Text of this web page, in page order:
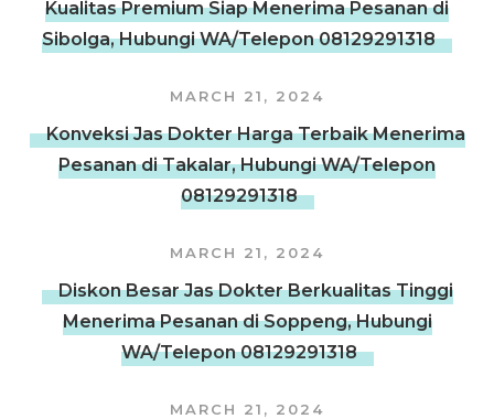
Kualitas Premium Siap Menerima Pesanan di
Sibolga, Hubungi WA/Telepon 08129291318
MARCH 21, 2024
Konveksi Jas Dokter Harga Terbaik Menerima
Pesanan di Takalar, Hubungi WA/Telepon
08129291318
MARCH 21, 2024
Diskon Besar Jas Dokter Berkualitas Tinggi
Menerima Pesanan di Soppeng, Hubungi
WA/Telepon 08129291318
MARCH 21, 2024